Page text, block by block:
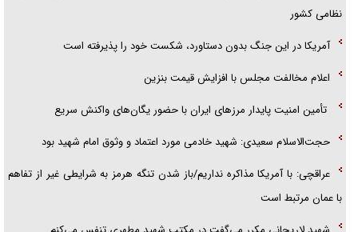
نظامی کشور
آمریکا در این جنگ بدون دستاورد، شکست خود را پذیرفته است
اعلام مخالفت مجلس با افزایش قیمت بنزین
تأمین امنیت پایدار مرزهای ایران با حضور یگان‌های واکنش سریع
حجت‌الاسلام سعیدی: شهید خادمی مورد اعتماد و وثوق امام شهید بود
عراقچی: با آمریکا مذاکره نداریم/باز شدن تنگه هرمز به شرایطی غیر از تفاهم
با عمان مرتبط است